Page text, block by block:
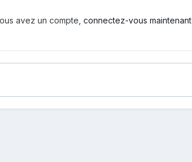
avez un compte, connectez-vous maintenant